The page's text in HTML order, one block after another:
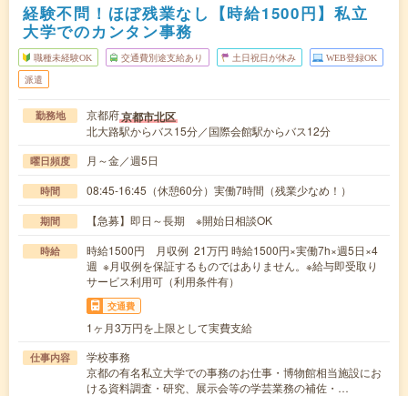
経験不問！ほぼ残業なし【時給1500円】私立
大学でのカンタン事務
職種未経験OK 交通費別途支給あり 土日祝日が休み WEB登録OK
派遣
勤務地 京都府京都市北区
北大路駅からバス15分／国際会館駅からバス12分
曜日頻度 月～金／週5日
時間 08:45-16:45（休憩60分）実働7時間（残業少なめ！）
期間 【急募】即日～長期 ※開始日相談OK
時給
時給1500円 月収例 21万円 時給1500円×実働7h×週5日×4
週 ※月収例を保証するものではありません。※給与即受取り
サービス利用可（利用条件有）
交通費
1ヶ月3万円を上限として実費支給
仕事内容
学校事務
京都の有名私立大学での事務のお仕事・博物館相当施設にお
ける資料調査・研究、展示会等の学芸業務の補佐・…